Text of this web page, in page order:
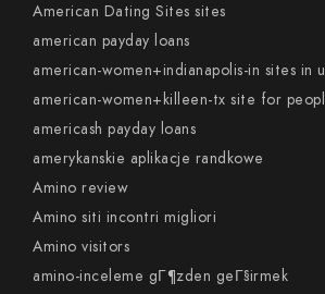
American Dating Sites sites
american payday loans
american-women+indianapolis-in sites in
american-women+killeen-tx site for
americash payday loans
amerykanskie aplikacje randkowe
Amino review
Amino siti incontri migliori
Amino visitors
amino-inceleme gГ¶zden geГ§irmek